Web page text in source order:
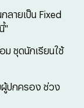
ลายเป็น Fixed
"
ม ชุดนักเรียนใช้
ผู้ปกครอง ช่วง